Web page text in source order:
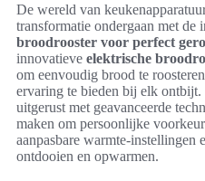
De wereld van
transformatie ondergaan met de
broodrooster voor perfect
innovatieve elektrische
om eenvoudig brood te
ervaring te bieden bij elk
uitgerust met geavanceerde
maken om persoonlijke
aanpasbare warmte-instellingen
ontdooien en opwarmen.